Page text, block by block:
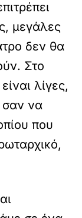
μεγάλες
δεν θα
Στο
λίγες,
σαν να
που